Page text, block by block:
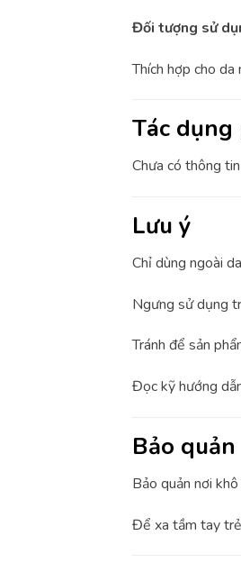
Đối tượng sử
Thích hợp cho da
Tác dụng
Chưa có thông
Lưu ý
Chỉ dùng ngoài
Ngưng sử dụng
Tránh để sản
Đọc kỹ hướng
Bảo quản
Bảo quản nơi
Để xa tầm tay